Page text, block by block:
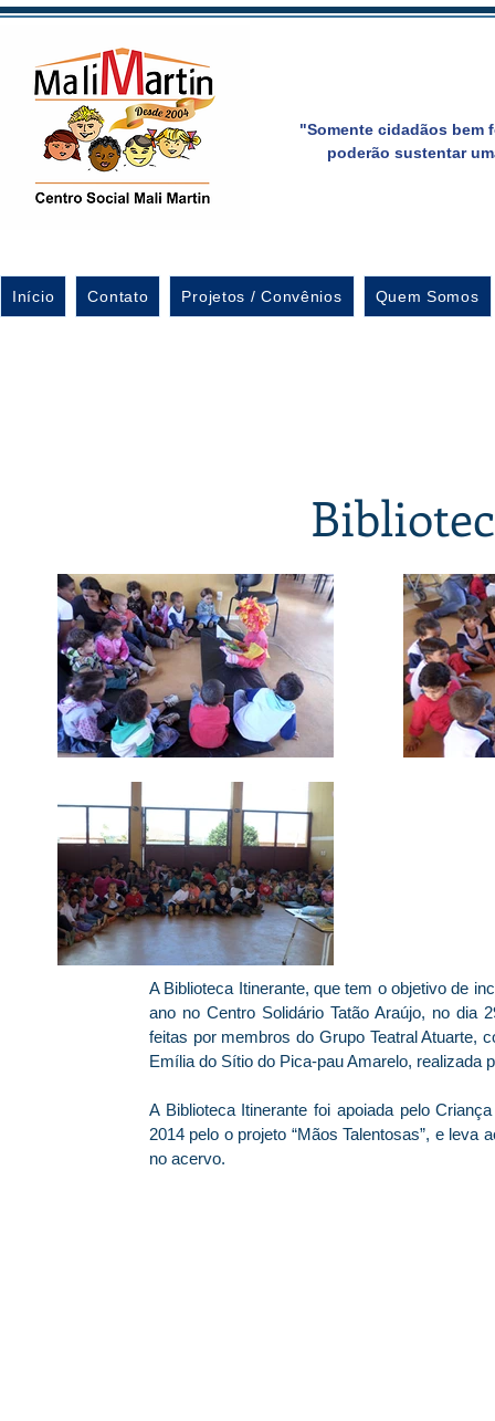
"Somente cidadãos bem
poderão sustentar
Início Contato Projetos / Convênios Quem Somos
A Biblioteca Itinerante, que tem o objetivo de
ano no Centro Solidário Tatão Araújo, no dia
feitas por membros do Grupo Teatral Atuarte,
Emília do Sítio do Pica-pau Amarelo, realizada
A Biblioteca Itinerante foi apoiada pelo
2014 pelo o projeto “Mãos Talentosas”, e
no acervo.